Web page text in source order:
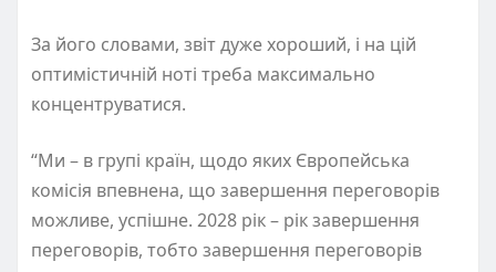
За його словами, звіт дуже хороший, і на цій
оптимістичній ноті треба максимально
концентруватися.
“Ми – в групі країн, щодо яких Європейська
комісія впевнена, що завершення переговорів
можливе, успішне. 2028 рік – рік завершення
переговорів, тобто завершення переговорів